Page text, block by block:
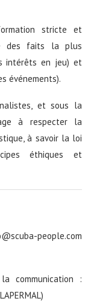
stricte et
des faits la plus
intérêts en jeu) et
événements).
et sous la
à respecter la
à savoir la loi
éthiques et
people.com
communication :